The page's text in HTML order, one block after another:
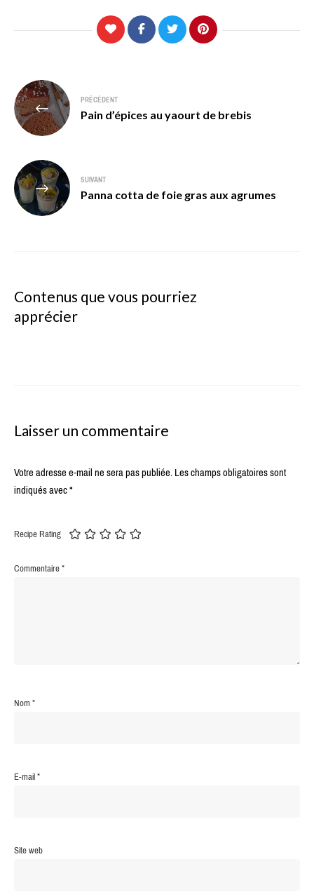
Navigation
de
l’article
PRÉCÉDENT
Pain d’épices au yaourt de brebis
SUIVANT
Panna cotta de foie gras aux agrumes
Contenus que vous pourriez
apprécier
Laisser un commentaire
Votre adresse e-mail ne sera pas publiée.Les champs obligatoires sont
indiqués avec*
Recipe Rating
Commentaire*
Nom*
E-mail*
Site web